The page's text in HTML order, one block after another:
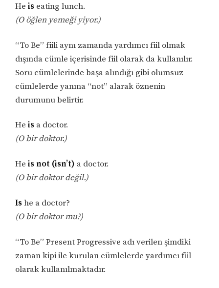
Heis eating lunch.
(O öğlen yemeği yiyor.)
“To Be” fiili aynı zamanda yardımcı fiil olmak
dışında cümle içerisinde fiil olarak da kullanılır.
Soru cümlelerinde başa alındığı gibi olumsuz
cümlelerde yanına “not” alarak öznenin
durumunu belirtir.
Heis a doctor.
(O bir doktor.)
Heis not (isn’t) a doctor.
(O bir doktor değil.)
Ishe a doctor?
(O bir doktor mu?)
“To Be” Present Progressive adı verilen şimdiki
zaman kipi ile kurulan cümlelerde yardımcı fiil
olarak kullanılmaktadır.